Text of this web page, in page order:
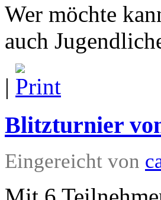
Wer möchte
auch
|
Blitzturnier
Eingereicht von